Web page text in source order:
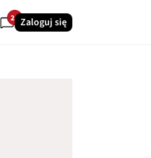
21Zaloguj się